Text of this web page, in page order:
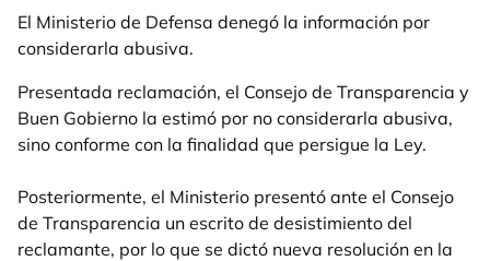
El Ministerio de Defensa denegó la información por
considerarla abusiva.
Presentada reclamación, el Consejo de Transparencia y
Buen Gobierno la estimó por no considerarla abusiva,
sino conforme con la finalidad que persigue la Ley.
Posteriormente, el Ministerio presentó ante el Consejo
de Transparencia un escrito de desistimiento del
reclamante, por lo que se dictó nueva resolución en la